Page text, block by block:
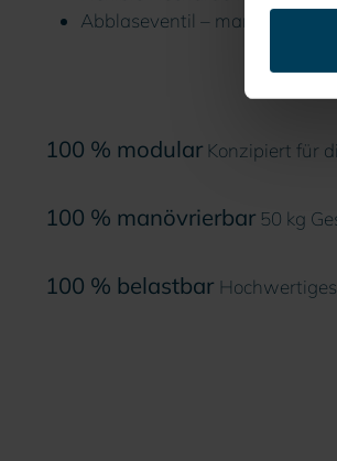
Abblaseventil – manuell als
100 % modular Konzipiert für
100 % manövrierbar 50 kg
100 % belastbar